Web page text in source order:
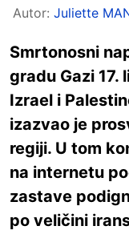
Autor: Juliette
Smrtonosni
gradu Gazi
Izrael i
izazvao je
regiji. U tom
na internetu
zastave
po veličini